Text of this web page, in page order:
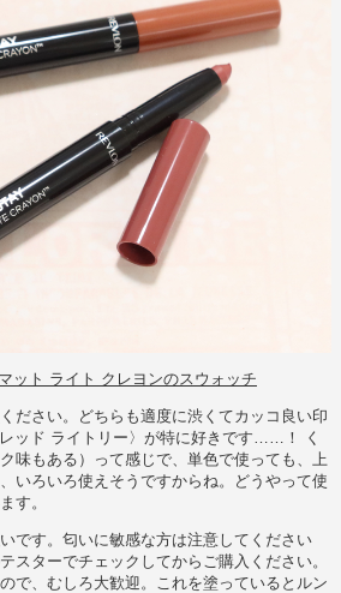
ださい。どちらも適度に渋くてカッコ良い印
ッド ライトリー〉が特に好きです……！ く
味もある）って感じで、単色で使っても、上
いろいろ使えそうですからね。どうやって使
す。
です。匂いに敏感な方は注意してください
スターでチェックしてからご購入ください。
で、むしろ大歓迎。これを塗っているとルン